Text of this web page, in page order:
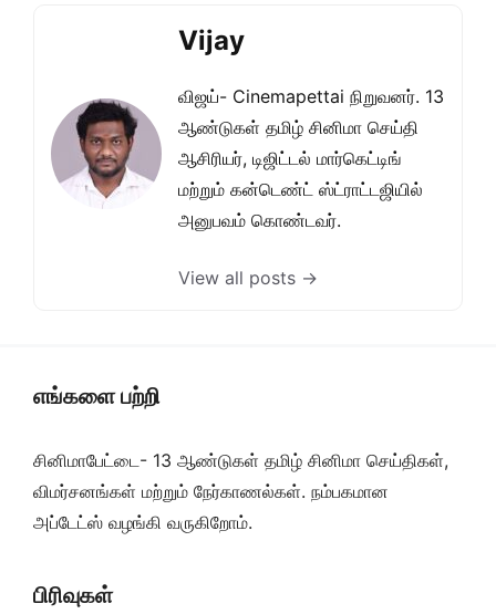
Vijay
விஜய்- Cinemapettai நிறுவனர். 13
ஆண்டுகள் தமிழ் சினிமா செய்தி
ஆசிரியர், டிஜிட்டல் மார்கெட்டிங்
மற்றும் கன்டெண்ட் ஸ்ட்ராட்டஜியில்
அனுபவம் கொண்டவர்.
View all posts →
எங்களை பற்றி
சினிமாபேட்டை- 13 ஆண்டுகள் தமிழ் சினிமா செய்திகள்,
விமர்சனங்கள் மற்றும் நேர்காணல்கள். நம்பகமான
அப்டேட்ஸ் வழங்கி வருகிறோம்.
பிரிவுகள்